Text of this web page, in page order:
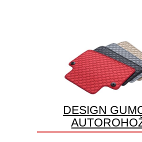
DESIGN